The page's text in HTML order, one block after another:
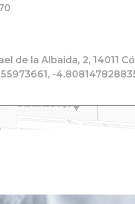
de la Albaida, 2, 14011
-